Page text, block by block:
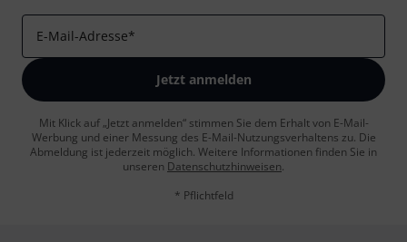
E-Mail-Adresse*
Jetzt anmelden
Mit Klick auf „Jetzt anmelden“ stimmen Sie dem Erhalt von E-Mail-
Werbung und einer Messung des E-Mail-Nutzungsverhaltens zu. Die
Abmeldung ist jederzeit möglich. Weitere Informationen finden Sie in
unseren Datenschutzhinweisen.
* Pflichtfeld